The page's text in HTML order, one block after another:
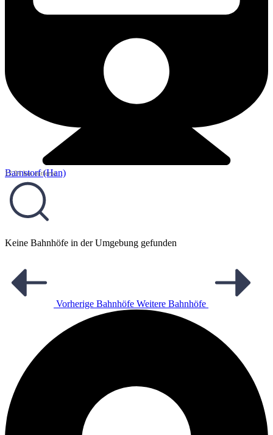
Barnstorf (Han)
12,94 km entfernt
Keine Bahnhöfe in der Umgebung gefunden
Vorherige Bahnhöfe Weitere Bahnhöfe